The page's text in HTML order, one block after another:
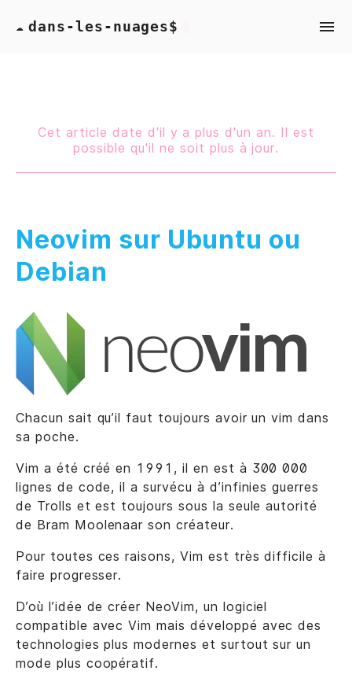
☁ dans-les-nuages$
Cet article date d'il y a plus d'un an. Il est
possible qu'il ne soit plus à jour.
Neovim sur Ubuntu ou
Debian
Chacun sait qu’il faut toujours avoir un vim dans
sa poche.
Vim a été créé en 1991, il en est à 300 000
lignes de code, il a survécu à d’infinies guerres
de Trolls et est toujours sous la seule autorité
de Bram Moolenaar son créateur.
Pour toutes ces raisons, Vim est très difficile à
faire progresser.
D’où l’idée de créer NeoVim, un logiciel
compatible avec Vim mais développé avec des
technologies plus modernes et surtout sur un
mode plus coopératif.